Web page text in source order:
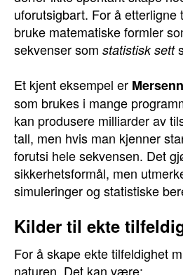
uforutsigbart. For å etterligne
bruke matematiske formler
sekvenser som statistisk sett
Et kjent eksempel er
som brukes i mange
kan produsere milliarder av
tall, men hvis man kjenner
forutsi hele sekvensen. Det
sikkerhetsformål, men
simuleringer og statistiske
Kilder til ekte
For å skape ekte tilfeldighet
naturen. Det kan være: